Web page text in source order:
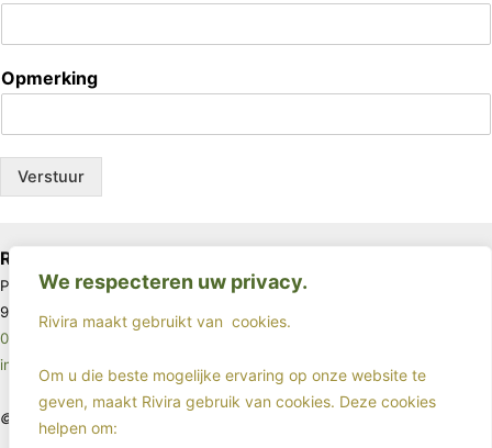
We respecteren uw privacy.
Rivira maakt gebruikt van cookies.
Om u die beste mogelijke ervaring op onze website te
geven, maakt Rivira gebruik van cookies. Deze cookies
helpen om:
Opmerking
Verstuur
Rivira
Postbus 67
9640 AB Veendam
085 - 4017963
info@rivira.nl
©2025 - Rivira - All rights reserved